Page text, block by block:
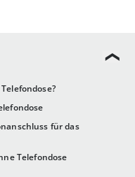
für das
Telefondose